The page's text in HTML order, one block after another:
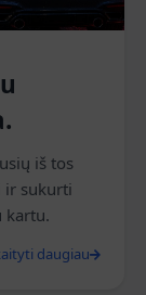
iš tos
ir sukurti
kartu.
daugiau